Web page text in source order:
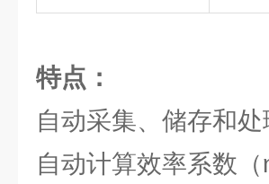
特点：
自动采集、储存和
自动计算效率系数（